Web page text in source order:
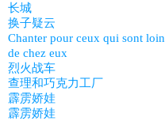
长城
换子疑云
Chanter pour ceux qui sont loin
de chez eux
烈火战车
查理和巧克力工厂
霹雳娇娃
霹雳娇娃